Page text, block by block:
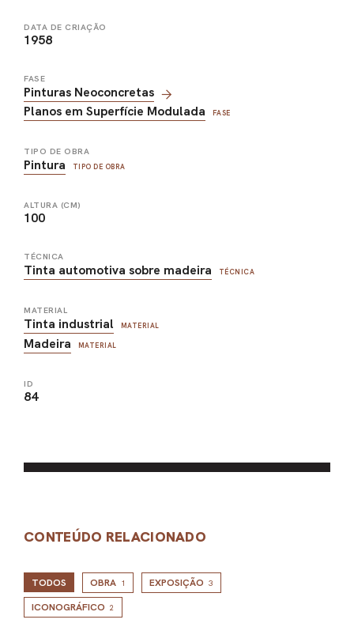
DATA DE CRIAÇÃO
1958
FASE
Pinturas Neoconcretas
Planos em Superfície Modulada
FASE
TIPO DE OBRA
Pintura TIPO DE OBRA
ALTURA (CM)
100
TÉCNICA
Tinta automotiva sobre madeira TÉCNICA
MATERIAL
Tinta industrial MATERIAL
Madeira MATERIAL
ID
84
CONTEÚDO RELACIONADO
TODOS OBRA 1 EXPOSIÇÃO 3
ICONOGRÁFICO 2